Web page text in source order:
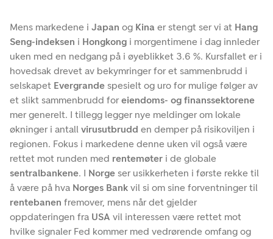
Mens markedene i Japan og Kina er stengt ser vi at Hang
Seng-indeksen i Hongkong i morgentimene i dag innleder
uken med en nedgang på i øyeblikket 3.6 %. Kursfallet er i
hovedsak drevet av bekymringer for et sammenbrudd i
selskapet Evergrande spesielt og uro for mulige følger av
et slikt sammenbrudd for eiendoms- og finanssektorene
mer generelt. I tillegg legger nye meldinger om lokale
økninger i antall virusutbrudd en demper på risikoviljen i
regionen. Fokus i markedene denne uken vil også være
rettet mot runden med rentemøter i de globale
sentralbankene. I Norge ser usikkerheten i første rekke til
å være på hva Norges Bank vil si om sine forventninger til
rentebanen fremover, mens når det gjelder
oppdateringen fra USA vil interessen være rettet mot
hvilke signaler Fed kommer med vedrørende omfang og